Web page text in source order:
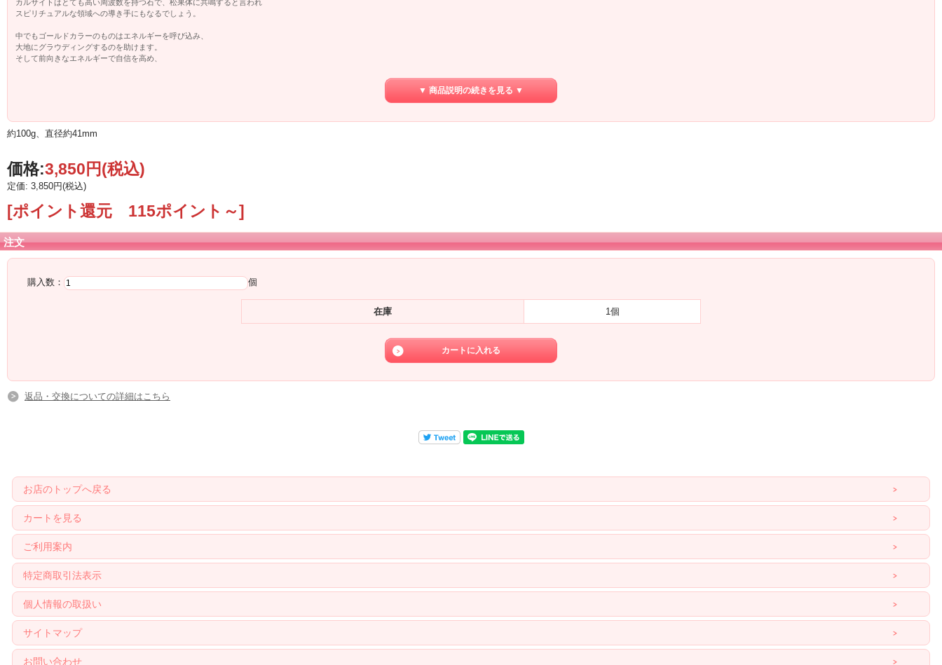
カルサイトはとても高い周波数を持つ石で、松果体に共鳴すると言われ
スピリチュアルな領域への導き手にもなるでしょう。
中でもゴールドカラーのものはエネルギーを呼び込み、
大地にグラウディングするのを助けます。
そして前向きなエネルギーで自信を高め、
▼ 商品説明の続きを見る ▼
約100g、直径約41mm
価格:3,850円(税込)
定価: 3,850円(税込)
[ポイント還元 115ポイント～]
注文
購入数： 個
在庫 1個
返品・交換についての詳細はこちら
お店のトップへ戻る
カートを見る
ご利用案内
特定商取引法表示
個人情報の取扱い
サイトマップ
お問い合わせ